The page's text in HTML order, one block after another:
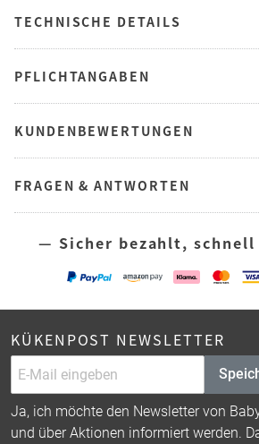
TECHNISCHE DETAILS
PFLICHTANGABEN
KUNDENBEWERTUNGEN
FRAGEN & ANTWORTEN
— Sicher bezahlt,
KÜKENPOST NEWSLETTER
Ja, ich möchte den Newsletter von
und über Aktionen informiert werden.